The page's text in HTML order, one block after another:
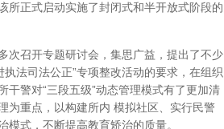
所正式启动实施了封闭式和半开放式阶段的
召开专题研讨会，集思广益，提出了不少
法司法公正”专项整改活动的要求，在组织
干警对“三段五级”动态管理模式有了更加清
为重点，以构建所内 模拟社区、实行民警
式，不断提高教育矫治的质量。